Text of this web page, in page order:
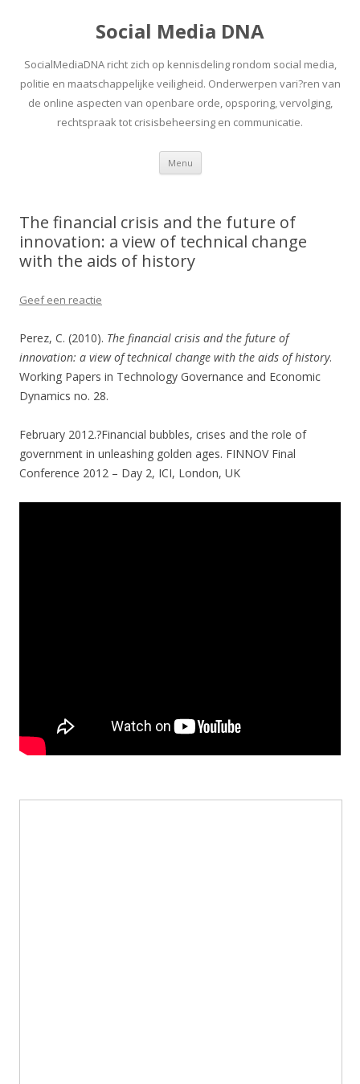
Social Media DNA
SocialMediaDNA richt zich op kennisdeling rondom social media,
politie en maatschappelijke veiligheid. Onderwerpen vari?ren van
de online aspecten van openbare orde, opsporing, vervolging,
rechtspraak tot crisisbeheersing en communicatie.
Menu Spring
inhoud
The financial crisis and the future of
innovation: a view of technical change
with the aids of history
Geef een reactie
Perez, C. (2010). The financial crisis and the future of
innovation: a view of technical change with the aids of history.
Working Papers in Technology Governance and Economic
Dynamics no. 28.
February 2012.?Financial bubbles, crises and the role of
government in unleashing golden ages. FINNOV Final
Conference 2012 – Day 2, ICI, London, UK